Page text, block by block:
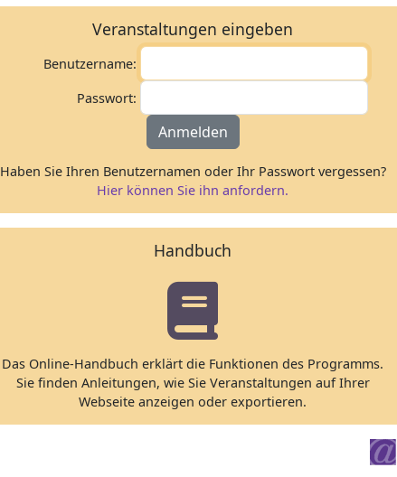
Veranstaltungen eingeben
Benutzername:
Passwort:
Anmelden
Haben Sie Ihren Benutzernamen oder Ihr Passwort vergessen?
Hier können Sie ihn anfordern.
Handbuch
Das Online-Handbuch erklärt die Funktionen des Programms.
Sie finden Anleitungen, wie Sie Veranstaltungen auf Ihrer
Webseite anzeigen oder exportieren.